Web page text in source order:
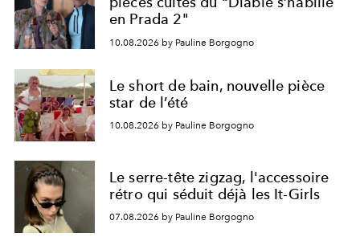
en Prada 2"
10.08.2026 by Pauline Borgogno
Le short de bain, nouvelle pièce
star de l’été
10.08.2026 by Pauline Borgogno
Le serre-tête zigzag, l'accessoire
rétro qui séduit déjà les It-Girls
07.08.2026 by Pauline Borgogno